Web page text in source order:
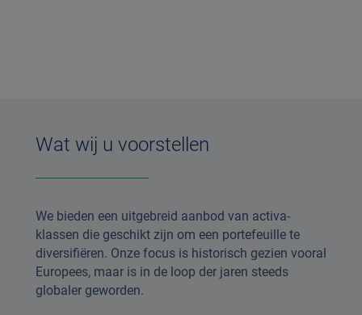
Wat wij u voorstellen
We bieden een uitgebreid aanbod van activa-
klassen die geschikt zijn om een portefeuille te
diversifiëren. Onze focus is historisch gezien vooral
Europees, maar is in de loop der jaren steeds
globaler geworden.